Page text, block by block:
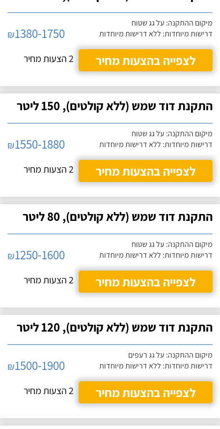
מיקום ההתקנה: על גג שטוח
דרישות מיוחדות: ללא דרישות מיוחדות
₪1380-1750
לצפייה בהצעות מחיר
2 הצעות מחיר
התקנת דוד שמש (ללא קולטים), 150 ליטר
מיקום ההתקנה: על גג שטוח
דרישות מיוחדות: ללא דרישות מיוחדות
₪1550-1880
לצפייה בהצעות מחיר
2 הצעות מחיר
התקנת דוד שמש (ללא קולטים), 80 ליטר
מיקום ההתקנה: על גג שטוח
דרישות מיוחדות: ללא דרישות מיוחדות
₪1250-1600
לצפייה בהצעות מחיר
2 הצעות מחיר
התקנת דוד שמש (ללא קולטים), 120 ליטר
מיקום ההתקנה: על גג רעפים
דרישות מיוחדות: ללא דרישות מיוחדות
₪1500-1900
לצפייה בהצעות מחיר
2 הצעות מחיר